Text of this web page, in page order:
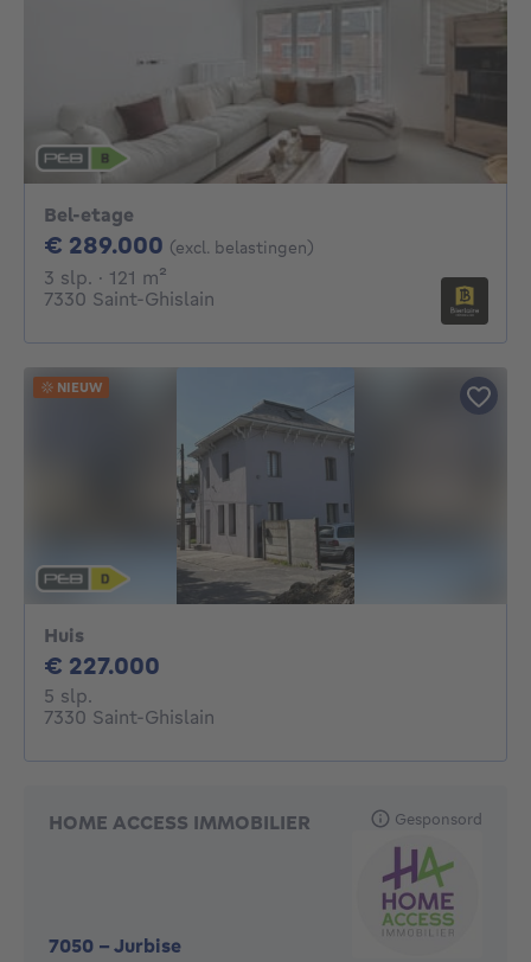
Bel-etage
€ 289.000 289000€
(excl. belastingen)
3 slp. 3 slaapkamers
· 121 m²
7330 Saint-Ghislain
Huis
€ 227.000
5 slp.
7330 Saint-Ghislain
NIEUW
HOME ACCESS IMMOBILIER
7050 -Jurbise
Gesponsord